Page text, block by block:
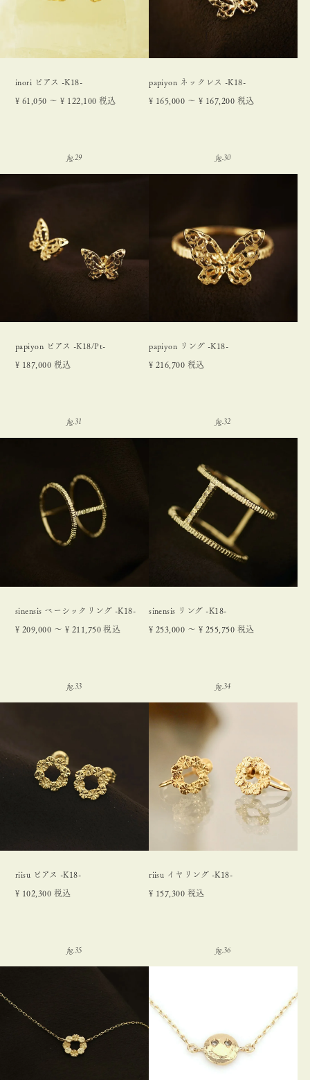
inori ピアス -K18-
¥ 61,050 〜 ¥ 122,100 税込
papiyon ネックレス -K18-
¥ 165,000 〜 ¥ 167,200 税込
papiyon ピアス -K18/Pt-
¥ 187,000 税込
papiyon リング -K18-
¥ 216,700 税込
sinensis ベーシックリング -K18-
¥ 209,000 〜 ¥ 211,750 税込
sinensis リング -K18-
¥ 253,000 〜 ¥ 255,750 税込
riisu ピアス -K18-
¥ 102,300 税込
riisu イヤリング -K18-
¥ 157,300 税込